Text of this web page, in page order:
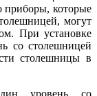
приборы, которые
могут
При установке
со столешницей
столешницы в
уровень со